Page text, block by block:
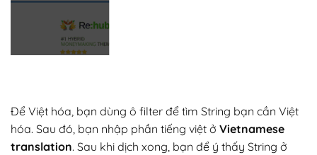
Để Việt hóa, bạn dùng ô filter để tìm String bạn cần Việt
hóa. Sau đó, bạn nhập phần tiếng việt ở Vietnamese
translation. Sau khi dịch xong, bạn để ý thấy String ở